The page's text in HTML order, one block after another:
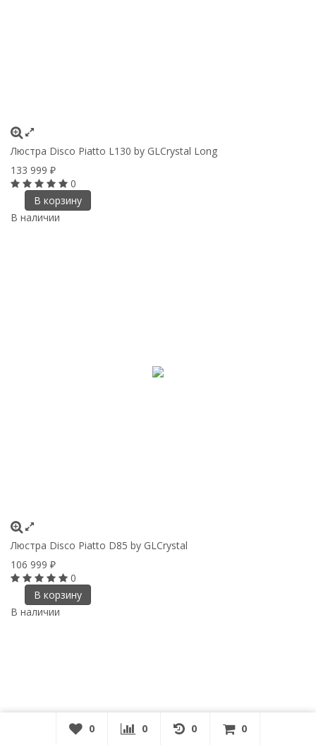
Люстра Disco Piatto L130 by GLCrystal Long
133 999 ₽
0
В корзину
В наличии
Люстра Disco Piatto D85 by GLCrystal
106 999 ₽
0
В корзину
В наличии
0 0 0 0